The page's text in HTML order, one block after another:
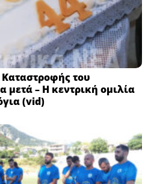
του
μετά – Η κεντρική ομιλία
(vid)